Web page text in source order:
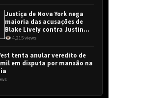
Justiça de Nova York nega
maioria das acusações de
Blake Lively contra Justin
Baldoni
👁 4,215 views
tenta anular veredito de
mil em disputa por mansão na